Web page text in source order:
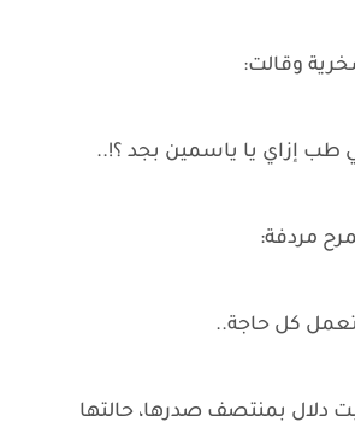
وقالت:
طب إزاي يا ياسمين بجد ؟!..
مردفة:
كل حاجة..
دلال بمنتصف صدرها، حالتها